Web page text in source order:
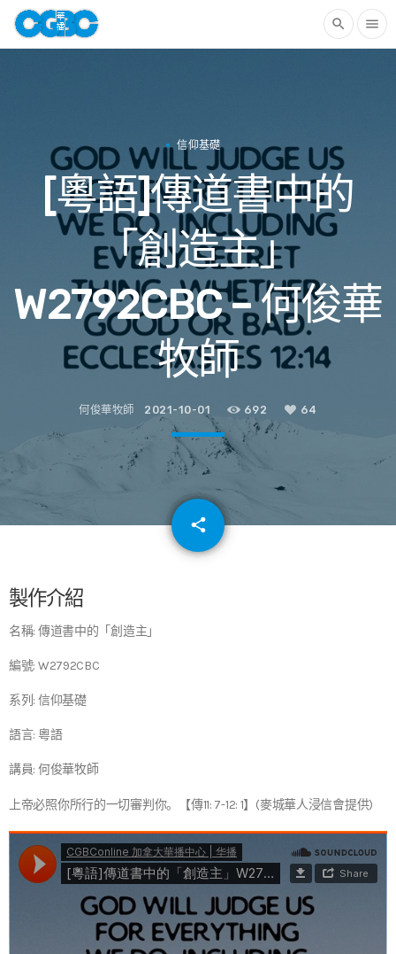
search menu
信仰基礎
[粵語]傳道書中的
「創造主」
W2792CBC – 何俊華
牧師
何俊華牧師 2021-10-01 692 64
share
email
製作介紹
名稱: 傳道書中的「創造主」
編號: W2792CBC
系列: 信仰基礎
語言: 粵語
講員: 何俊華牧師
上帝必照你所行的一切審判你。【傳11: 7-12: 1】(麥城華人浸信會提供)